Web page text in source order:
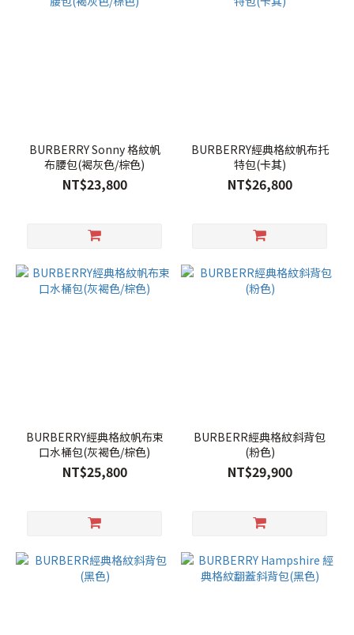
BURBERRY Sonny 格紋帆
布腰包(褐灰色/棕色)
NT$23,800
BURBERRY經典格紋帆布托
特包(卡其)
NT$26,800
BURBERRY經典格紋帆布束
口水桶包(灰褐色/棕色)
NT$25,800
BURBERR經典格紋斜背包
(粉色)
NT$29,900